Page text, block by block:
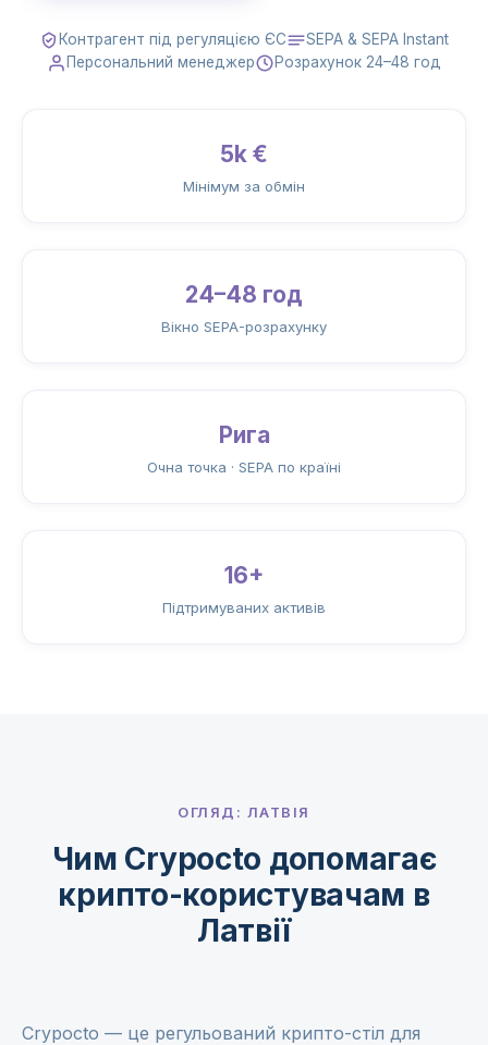
Контрагент під регуляцією ЄС
SEPA & SEPA Instant
Персональний менеджер
Розрахунок 24–48 год
5k €
Мінімум за обмін
24–48 год
Вікно SEPA-розрахунку
Рига
Очна точка · SEPA по країні
16+
Підтримуваних активів
ОГЛЯД: ЛАТВІЯ
Чим Crypocto допомагає
крипто-користувачам в
Латвії
Crypocto — це регульований крипто-стіл для